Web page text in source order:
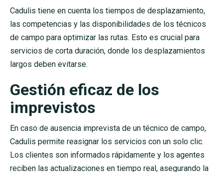
Cadulis tiene en cuenta los tiempos de desplazamiento,
las competencias y las disponibilidades de los técnicos
de campo para optimizar las rutas. Esto es crucial para
servicios de corta duración, donde los desplazamientos
largos deben evitarse.
Gestión eficaz de los
imprevistos
En caso de ausencia imprevista de un técnico de campo,
Cadulis permite reasignar los servicios con un solo clic.
Los clientes son informados rápidamente y los agentes
reciben las actualizaciones en tiempo real, asegurando la